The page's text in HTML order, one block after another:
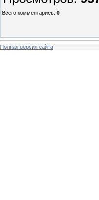
Всего комментариев: 0
Полная версия сайта